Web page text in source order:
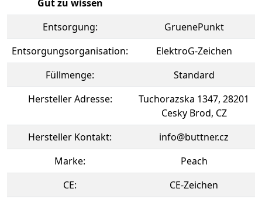
Gut zu wissen
Entsorgung:
GruenePunkt
Entsorgungsorganisation:
ElektroG-Zeichen
Füllmenge:
Standard
Hersteller Adresse:
Tuchorazska 1347, 28201
Cesky Brod, CZ
Hersteller Kontakt:
info@buttner.cz
Marke:
Peach
CE:
CE-Zeichen